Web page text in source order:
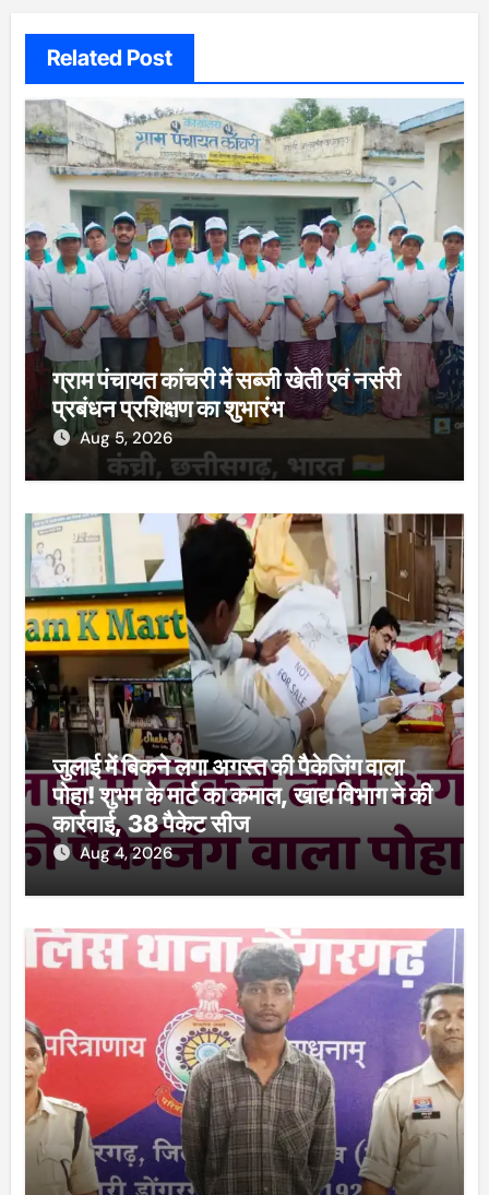
Related Post
ग्राम पंचायत कांचरी में सब्जी खेती एवं नर्सरी
प्रबंधन प्रशिक्षण का शुभारंभ
Aug 5, 2026
जुलाई में बिकने लगा अगस्त की पैकेजिंग वाला
पोहा! शुभम के मार्ट का कमाल, खाद्य विभाग ने की
कार्रवाई, 38 पैकेट सीज
Aug 4, 2026